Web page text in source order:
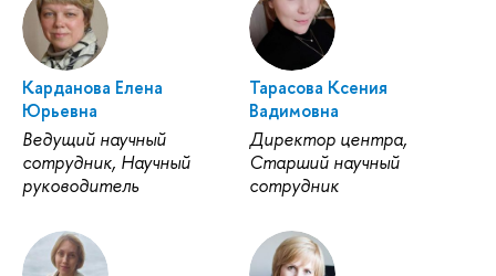
Карданова Елена
Юрьевна
Ведущий научный
сотрудник, Научный
руководитель
Тарасова Ксения
Вадимовна
Директор центра,
Старший научный
сотрудник